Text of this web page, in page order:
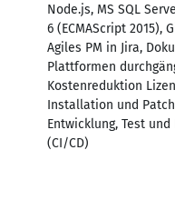
Node.js, MS SQL
6 (ECMAScript 2015),
Agiles PM in Jira,
Plattformen
Kostenreduktion
Installation und
Entwicklung, Test
(CI/CD)